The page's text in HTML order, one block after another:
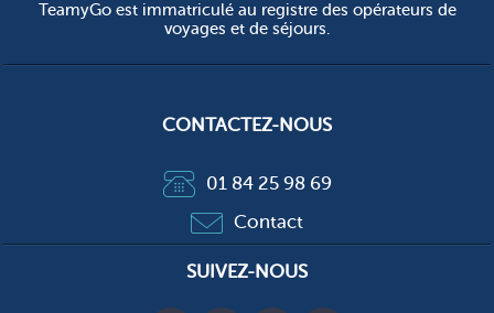
TeamyGo est immatriculé au registre des opérateurs de
voyages et de séjours.
CONTACTEZ-NOUS
01 84 25 98 69
Contact
SUIVEZ-NOUS